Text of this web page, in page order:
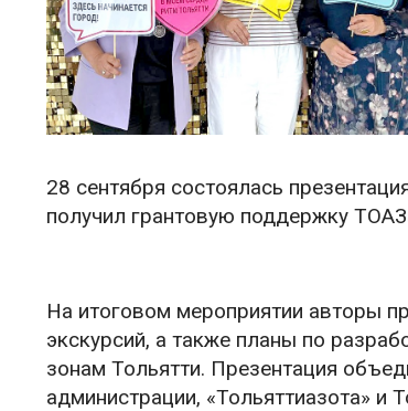
28 сентября состоялась
получил грантовую поддержку
На итоговом мероприятии авторы
экскурсий, а также планы по
зонам Тольятти. Презентация
администрации, «Тольяттиазота» и